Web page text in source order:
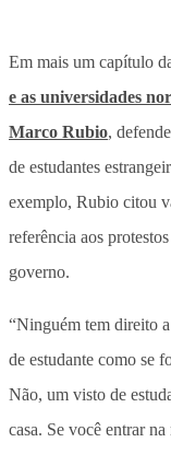
Em mais um capítulo
e as universidades
Marco Rubio,
de estudantes
exemplo, Rubio citou
referência aos
governo.
“Ninguém tem direito
de estudante como se
Não, um visto de
casa. Se você entrar